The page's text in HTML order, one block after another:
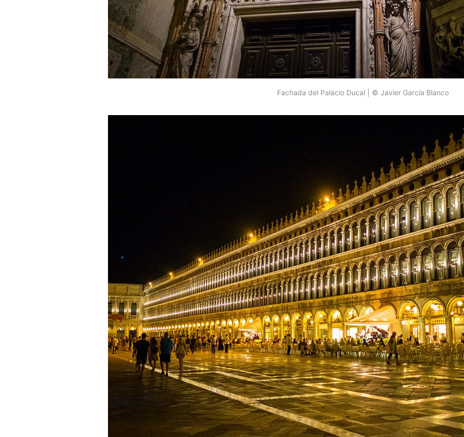
Fachada del Palacio Ducal | © Javier García Blanco